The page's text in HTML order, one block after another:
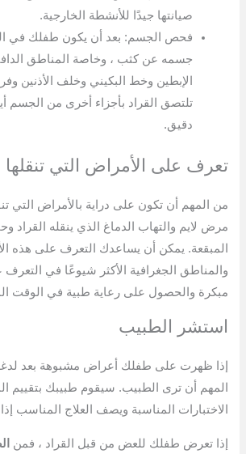
صيانتها جيدًا للأنشطة الخارجية.
فحص الجسم: بعد أن يكون طفلك في
جسمه عن كثب ، وخاصة المناطق
الإبطين وخط البكيني وخلف الأذنين
تلتصق القراد بأجزاء أخرى من الجسم
دقيق.
تعرف على الأمراض التي تنقلها
من المهم أن تكون على دراية بالأمراض التي
مرض لايم والتهاب الدماغ الذي ينقله القراد
المبقعة. يمكن أن يساعدك التعرف على هذه
والمناطق الجغرافية الأكثر شيوعًا في
مبكرة والحصول على رعاية طبية في الوقت
استشر الطبيب
إذا ظهرت على طفلك أعراض مشبوهة بعد
المهم أن ترى الطبيب. سيقوم طبيبك بتقييم
الاختبارات المناسبة ويصف العلاج المناسب
إذا تعرض طفلك للعض من قبل القراد ، فمن